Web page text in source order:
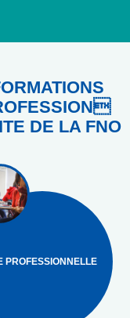
DE LA FNO
PROFESSIONNELLE